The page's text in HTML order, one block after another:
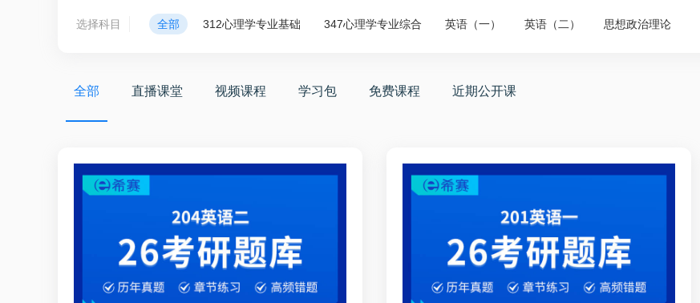
选择科目 全部 312心理学专业基础 347心理学专业综合 英语（一） 英语（二） 思想政治理论
全部 直播课堂 视频课程 学习包 免费课程 近期公开课